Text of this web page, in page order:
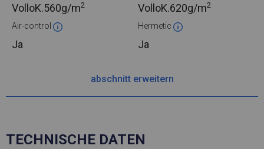
VolloK.560g/m2 VolloK.620g/m2
Air-control
Ja
Hermetic
Ja
abschnitt erweitern
TECHNISCHE DATEN